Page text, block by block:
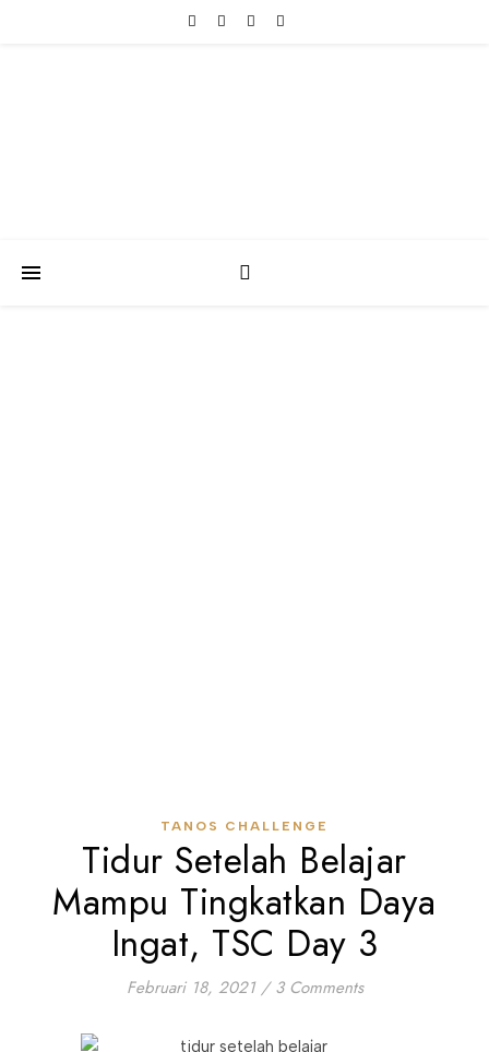
TANOS CHALLENGE
Tidur Setelah Belajar
Mampu Tingkatkan Daya
Ingat, TSC Day 3
Februari 18, 2021 / 3 Comments